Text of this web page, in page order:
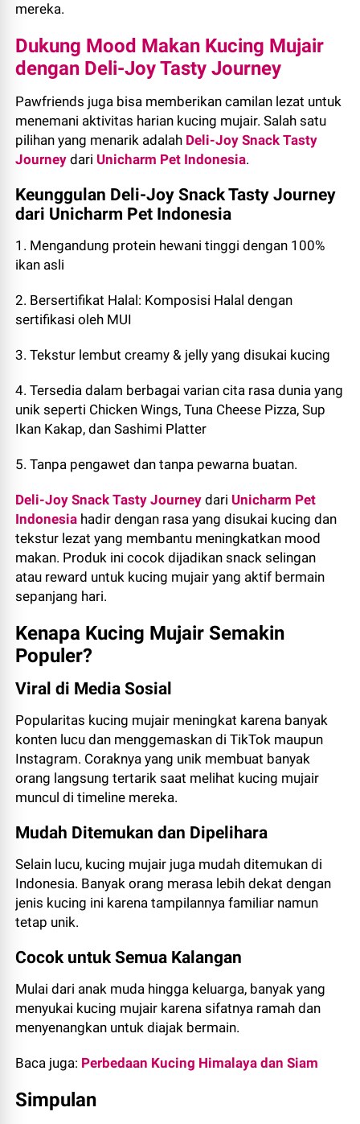
mereka.
Dukung Mood Makan Kucing Mujair
dengan Deli-Joy Tasty Journey
Pawfriends juga bisa memberikan camilan lezat untuk
menemani aktivitas harian kucing mujair. Salah satu
pilihan yang menarik adalah Deli-Joy Snack Tasty
Journey dari Unicharm Pet Indonesia.
Keunggulan Deli-Joy Snack Tasty Journey
dari Unicharm Pet Indonesia
1. Mengandung protein hewani tinggi dengan 100%
ikan asli
2. Bersertifikat Halal: Komposisi Halal dengan
sertifikasi oleh MUI
3. Tekstur lembut creamy & jelly yang disukai kucing
4. Tersedia dalam berbagai varian cita rasa dunia yang
unik seperti Chicken Wings, Tuna Cheese Pizza, Sup
Ikan Kakap, dan Sashimi Platter
5. Tanpa pengawet dan tanpa pewarna buatan.
Deli-Joy Snack Tasty Journey dari Unicharm Pet
Indonesia hadir dengan rasa yang disukai kucing dan
tekstur lezat yang membantu meningkatkan mood
makan. Produk ini cocok dijadikan snack selingan
atau reward untuk kucing mujair yang aktif bermain
sepanjang hari.
Kenapa Kucing Mujair Semakin
Populer?
Viral di Media Sosial
Popularitas kucing mujair meningkat karena banyak
konten lucu dan menggemaskan di TikTok maupun
Instagram. Coraknya yang unik membuat banyak
orang langsung tertarik saat melihat kucing mujair
muncul di timeline mereka.
Mudah Ditemukan dan Dipelihara
Selain lucu, kucing mujair juga mudah ditemukan di
Indonesia. Banyak orang merasa lebih dekat dengan
jenis kucing ini karena tampilannya familiar namun
tetap unik.
Cocok untuk Semua Kalangan
Mulai dari anak muda hingga keluarga, banyak yang
menyukai kucing mujair karena sifatnya ramah dan
menyenangkan untuk diajak bermain.
Baca juga: Perbedaan Kucing Himalaya dan Siam
Simpulan